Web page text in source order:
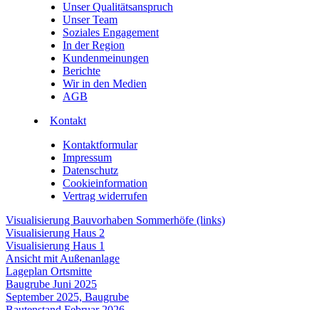
Unser Qualitätsanspruch
Unser Team
Soziales Engagement
In der Region
Kundenmeinungen
Berichte
Wir in den Medien
AGB
Kontakt
Kontaktformular
Impressum
Datenschutz
Cookieinformation
Vertrag widerrufen
Visualisierung Bauvorhaben Sommerhöfe (links)
Visualisierung Haus 2
Visualisierung Haus 1
Ansicht mit Außenanlage
Lageplan Ortsmitte
Baugrube Juni 2025
September 2025, Baugrube